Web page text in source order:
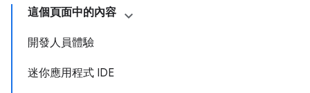
這個頁面中的內容
開發人員體驗
迷你應用程式 IDE